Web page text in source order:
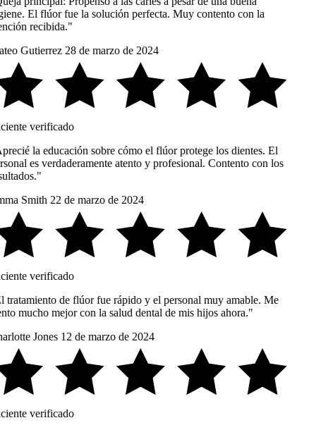
El flúor fue la solución perfecta. Muy contento con la
recibida."
Gutierrez 28 de marzo de 2024
verificado
la educación sobre cómo el flúor protege los dientes. El
es verdaderamente atento y profesional. Contento con los
Smith 22 de marzo de 2024
verificado
tratamiento de flúor fue rápido y el personal muy amable. Me
mucho mejor con la salud dental de mis hijos ahora."
Jones 12 de marzo de 2024
verificado